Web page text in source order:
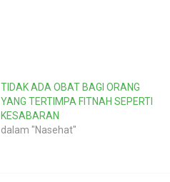
TIDAK ADA OBAT BAGI ORANG
YANG TERTIMPA FITNAH SEPERTI
KESABARAN
dalam "Nasehat"